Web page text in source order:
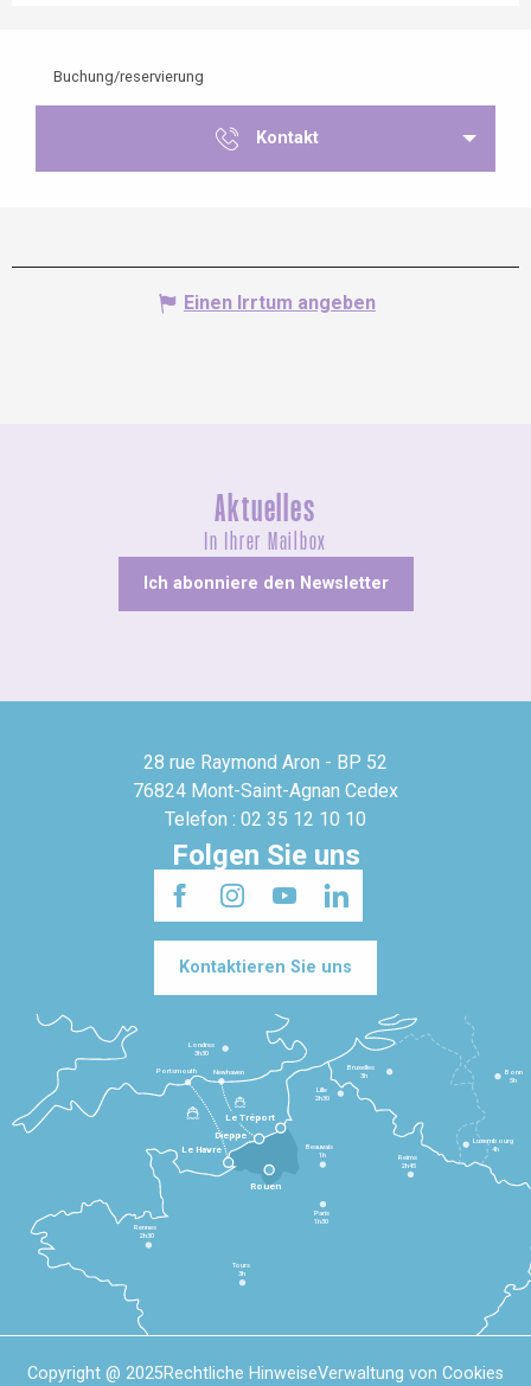
Buchung/reservierung
Kontakt
Einen Irrtum angeben
Aktuelles
In Ihrer Mailbox
Ich abonniere den Newsletter
28 rue Raymond Aron - BP 52
76824 Mont-Saint-Agnan Cedex
Telefon : 02 35 12 10 10
Folgen Sie uns
Kontaktieren Sie uns
Le Havre
Dieppe
Le Tréport
Rennes
2h30
Tours
3h
Paris
1h30
Beauvais
1h
Reims
2h45
Lille
2h30
Bruxelles
3h
Londres
3h30
Newhaven
Portsmouth
Bonn
5h
Luxembourg
4h
Rouen
Copyright @ 2025Rechtliche HinweiseVerwaltung von Cookies